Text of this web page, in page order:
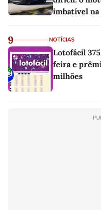
imbatível na
9 NOTÍCIAS
Lotofácil
feira e
milhões